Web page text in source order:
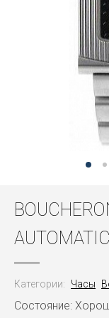
Категории: Часы
Состояние: